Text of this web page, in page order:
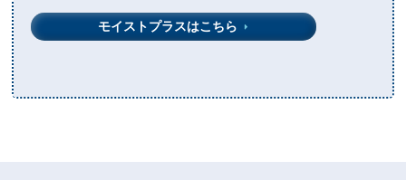
モイストプラスはこちら